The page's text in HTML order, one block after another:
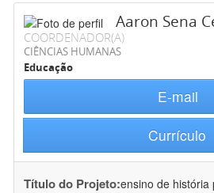
Aaron Sena
COORDENADOR(A)
CIÊNCIAS HUMANAS
Educação
E-mail
Currículo
Título do Projeto:ensino de história